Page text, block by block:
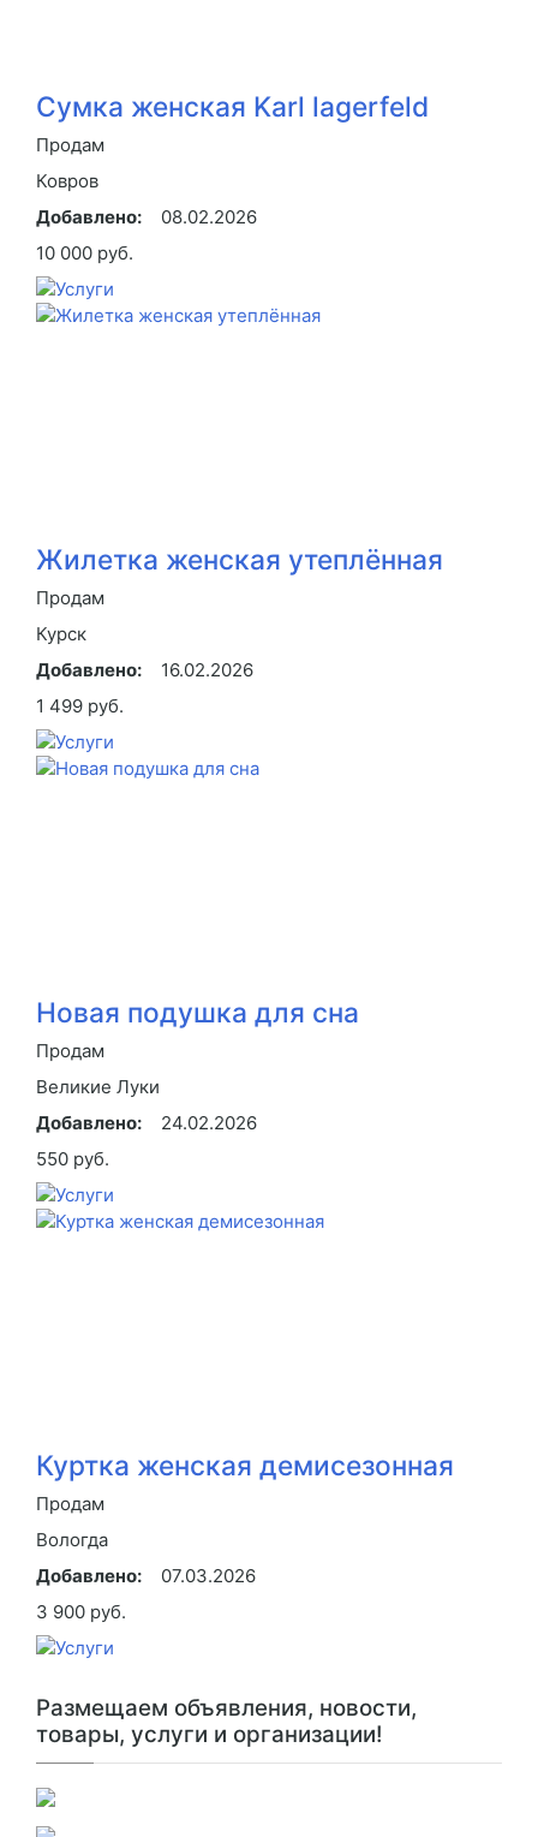
Сумка женская Karl lagerfeld
Продам
Ковров
Добавлено:
08.02.2026
10 000 руб.
Жилетка женская утеплённая
Продам
Курск
Добавлено:
16.02.2026
1 499 руб.
Новая подушка для сна
Продам
Великие Луки
Добавлено:
24.02.2026
550 руб.
Куртка женская демисезонная
Продам
Вологда
Добавлено:
07.03.2026
3 900 руб.
Размещаем объявления, новости,
товары, услуги и организации!